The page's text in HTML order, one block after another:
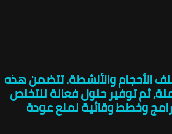
الأحجام والأنشطة. تتضمن هذه
ثم توفير حلول فعالة للتخلص
وخطط وقائية لمنع عودة